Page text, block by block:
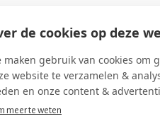
de cookies op deze
maken gebruik van cookies om
website te verzamelen &
en onze content &
meer te weten